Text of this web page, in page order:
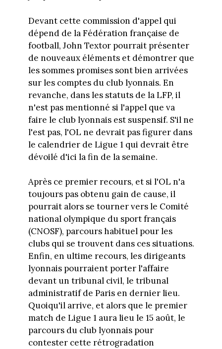
Devant cette commission d'appel qui
dépend de la Fédération française de
football, John Textor pourrait présenter
de nouveaux éléments et démontrer que
les sommes promises sont bien arrivées
sur les comptes du club lyonnais. En
revanche, dans les statuts de la LFP, il
n'est pas mentionné si l'appel que va
faire le club lyonnais est suspensif. S'il ne
l'est pas, l'OL ne devrait pas figurer dans
le calendrier de Ligue 1 qui devrait être
dévoilé d'ici la fin de la semaine.
Après ce premier recours, et si l'OL n'a
toujours pas obtenu gain de cause, il
pourrait alors se tourner vers le Comité
national olympique du sport français
(CNOSF), parcours habituel pour les
clubs qui se trouvent dans ces situations.
Enfin, en ultime recours, les dirigeants
lyonnais pourraient porter l'affaire
devant un tribunal civil, le tribunal
administratif de Paris en dernier lieu.
Quoiqu'il arrive, et alors que le premier
match de Ligue 1 aura lieu le 15 août, le
parcours du club lyonnais pour
contester cette rétrogradation